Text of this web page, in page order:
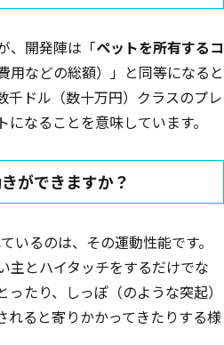
、開発陣は「ペットを所有するコ
用などの総額）」と同等になると
千ドル（数十万円）クラスのプレ
なることを意味しています。
ができますか？
いるのは、その運動性能です。
主とハイタッチをするだけでな
たり、しっぽ（のような突起）
れると寄りかかってきたりする様